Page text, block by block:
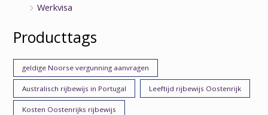
Werkvisa
Producttags
geldige Noorse vergunning aanvragen
Australisch rijbewijs in Portugal Leeftijd rijbewijs Oostenrijk
Kosten Oostenrijks rijbewijs